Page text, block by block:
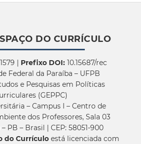
DO CURRÍCULO
| Prefixo DOI:10.15687/rec
Federal da Paraíba – UFPB
e Pesquisas em Políticas
(GEPPC)
– Campus I – Centro de
dos Professores, Sala 03
PB – Brasil | CEP: 58051-900
do Currículo está licenciada com